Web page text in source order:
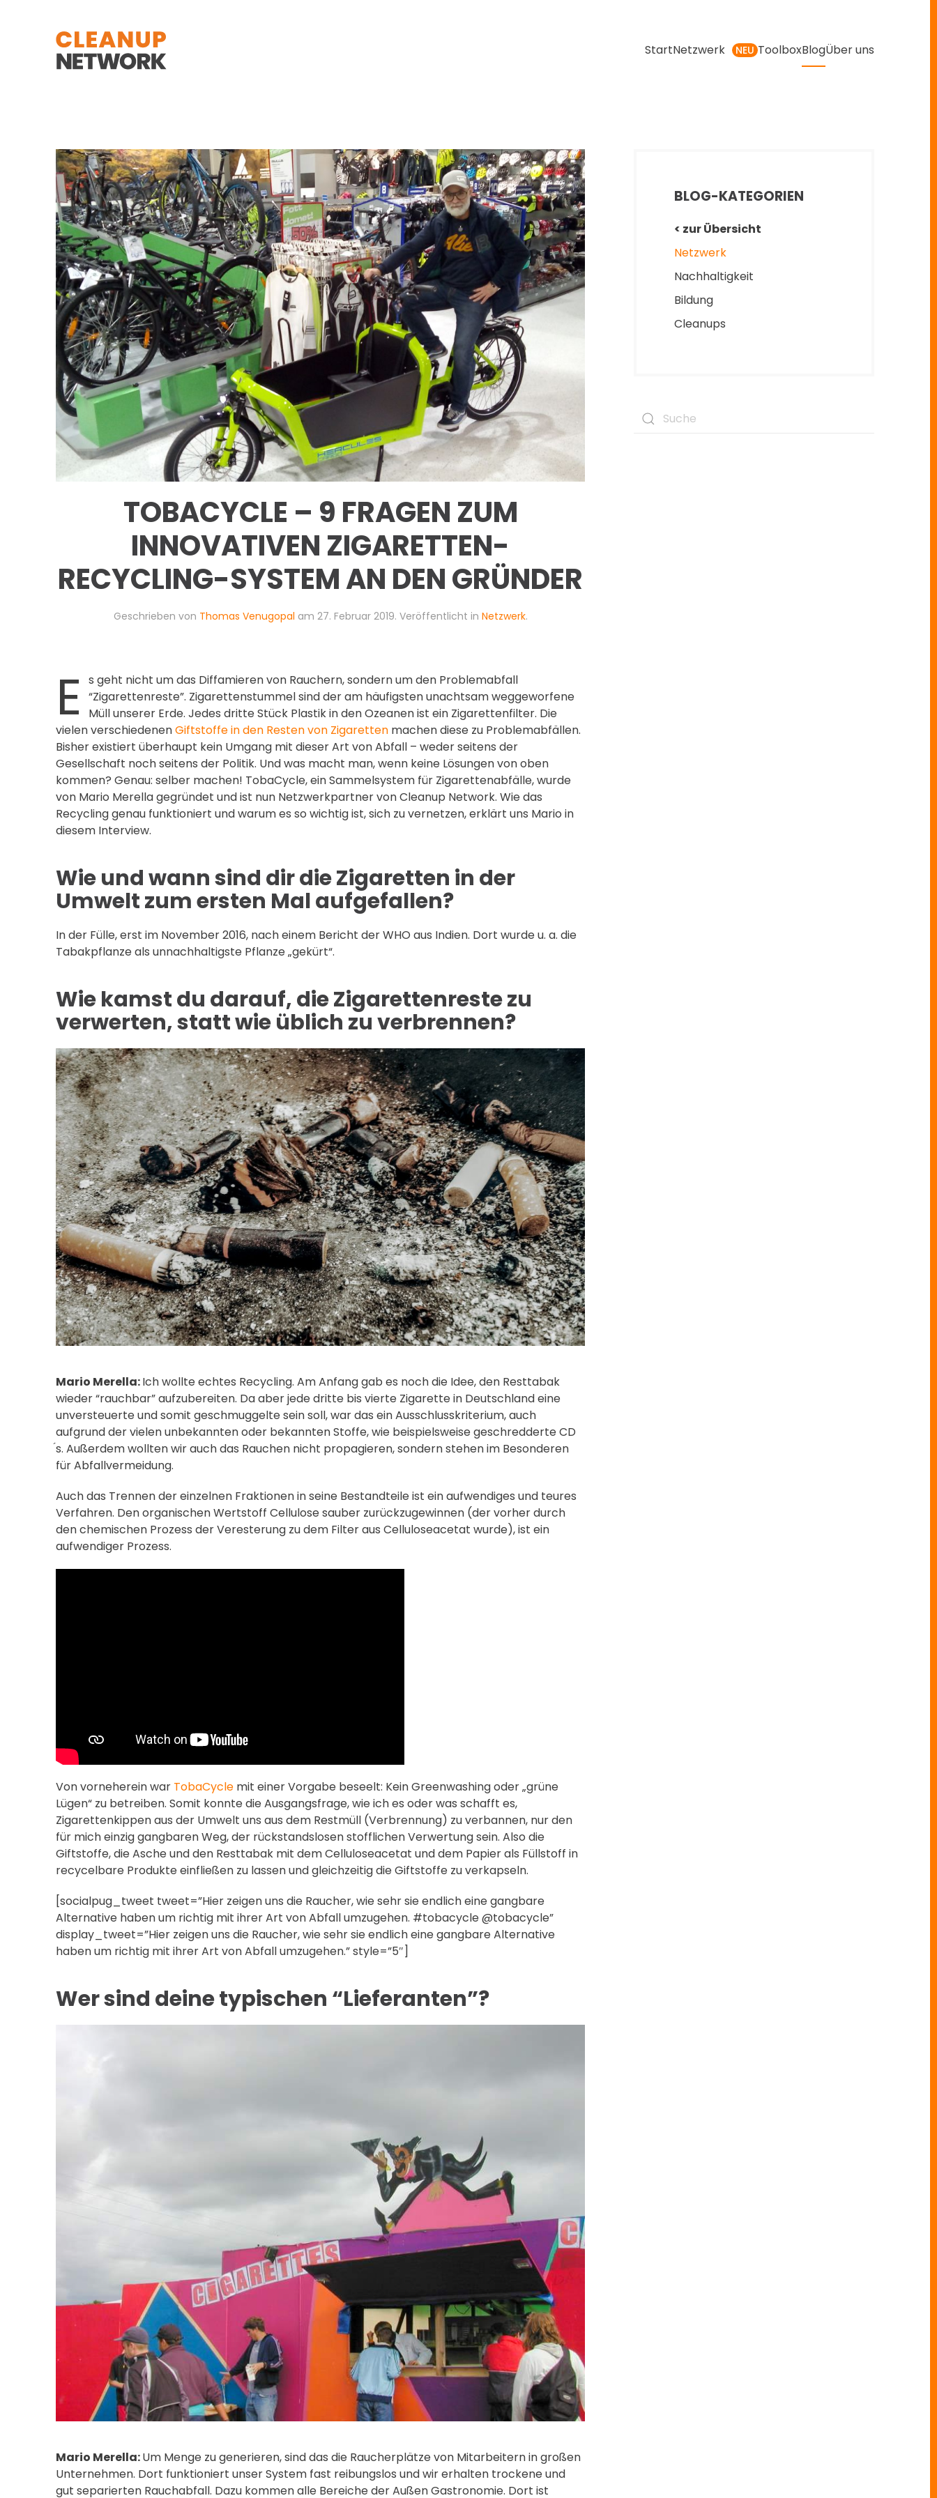
Zum Hauptinhalt springen StartNetzwerk NEU ToolboxBlogÜber uns
TOBACYCLE – 9 FRAGEN ZUM
INNOVATIVEN ZIGARETTEN-
RECYCLING-SYSTEM AN DEN GRÜNDER
Geschrieben von Thomas Venugopal am 27. Februar 2019. Veröffentlicht in Netzwerk.
E
s geht nicht um das Diffamieren von Rauchern, sondern um den Problemabfall
“Zigarettenreste”. Zigarettenstummel sind der am häufigsten unachtsam weggeworfene
Müll unserer Erde. Jedes dritte Stück Plastik in den Ozeanen ist ein Zigarettenfilter. Die
vielen verschiedenenGiftstoffe in den Resten von Zigaretten machen diese zu Problemabfällen.
Bisher existiert überhaupt kein Umgang mit dieser Art von Abfall – weder seitens der
Gesellschaft noch seitens der Politik. Und was macht man, wenn keine Lösungen von oben
kommen? Genau: selber machen! TobaCycle, ein Sammelsystem für Zigarettenabfälle, wurde
von Mario Merella gegründet und ist nun Netzwerkpartner von Cleanup Network. Wie das
Recycling genau funktioniert und warum es so wichtig ist, sich zu vernetzen, erklärt uns Mario in
diesem Interview.
Wie und wann sind dir die Zigaretten in der
Umwelt zum ersten Mal aufgefallen?
In der Fülle, erst im November 2016, nach einem Bericht der WHO aus Indien. Dort wurde u. a. die
Tabakpflanze als unnachhaltigste Pflanze „gekürt“.
Wie kamst du darauf, die Zigarettenreste zu
verwerten, statt wie üblich zu verbrennen?
Mario Merella:Ich wollte echtes Recycling. Am Anfang gab es noch die Idee, den Resttabak
wieder “rauchbar” aufzubereiten. Da aber jede dritte bis vierte Zigarette in Deutschland eine
unversteuerte und somit geschmuggelte sein soll, war das ein Ausschlusskriterium, auch
aufgrund der vielen unbekannten oder bekannten Stoffe, wie beispielsweise geschredderte CD
́s. Außerdem wollten wir auch das Rauchen nicht propagieren, sondern stehen im Besonderen
für Abfallvermeidung.
Auch das Trennen der einzelnen Fraktionen in seine Bestandteile ist ein aufwendiges und teures
Verfahren. Den organischen Wertstoff Cellulose sauber zurückzugewinnen (der vorher durch
den chemischen Prozess der Veresterung zu dem Filter aus Celluloseacetat wurde), ist ein
aufwendiger Prozess.
Von vorneherein war TobaCycle mit einer Vorgabe beseelt: Kein Greenwashing oder „grüne
Lügen“ zu betreiben. Somit konnte die Ausgangsfrage, wie ich es oder was schafft es,
Zigarettenkippen aus der Umwelt uns aus dem Restmüll (Verbrennung) zu verbannen, nur den
für mich einzig gangbaren Weg, der rückstandslosen stofflichen Verwertung sein. Also die
Giftstoffe, die Asche und den Resttabak mit dem Celluloseacetat und dem Papier als Füllstoff in
recycelbare Produkte einfließen zu lassen und gleichzeitig die Giftstoffe zu verkapseln.
[socialpug_tweet tweet=”Hier zeigen uns die Raucher, wie sehr sie endlich eine gangbare
Alternative haben um richtig mit ihrer Art von Abfall umzugehen. #tobacycle @tobacycle”
display_tweet=”Hier zeigen uns die Raucher, wie sehr sie endlich eine gangbare Alternative
haben um richtig mit ihrer Art von Abfall umzugehen.” style=”5″]
Wer sind deine typischen “Lieferanten”?
Mario Merella:Um Menge zu generieren, sind das die Raucherplätze von Mitarbeitern in großen
Unternehmen. Dort funktioniert unser System fast reibungslos und wir erhalten trockene und
gut separierten Rauchabfall. Dazu kommen alle Bereiche der Außen Gastronomie. Dort ist
BLOG-KATEGORIEN
< zur Übersicht
Netzwerk
Nachhaltigkeit
Bildung
Cleanups